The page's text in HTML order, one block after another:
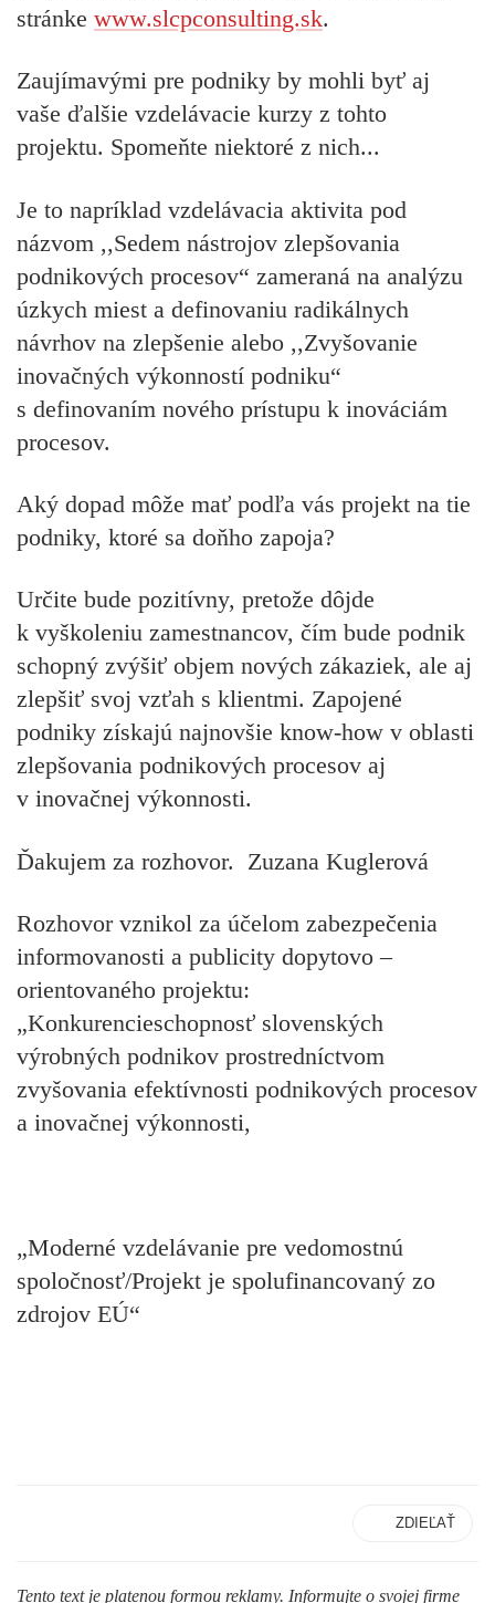
stránke www.slcpconsulting.sk.
Zaujímavými pre podniky by mohli byť aj
vaše ďalšie vzdelávacie kurzy z tohto
projektu. Spomeňte niektoré z nich...
Je to napríklad vzdelávacia aktivita pod
názvom ,,Sedem nástrojov zlepšovania
podnikových procesov“ zameraná na analýzu
úzkych miest a definovaniu radikálnych
návrhov na zlepšenie alebo ,,Zvyšovanie
inovačných výkonností podniku“
s definovaním nového prístupu k inováciám
procesov.
Aký dopad môže mať podľa vás projekt na tie
podniky, ktoré sa doňho zapoja?
Určite bude pozitívny, pretože dôjde
k vyškoleniu zamestnancov, čím bude podnik
schopný zvýšiť objem nových zákaziek, ale aj
zlepšiť svoj vzťah s klientmi. Zapojené
podniky získajú najnovšie know-how v oblasti
zlepšovania podnikových procesov aj
v inovačnej výkonnosti.
Ďakujem za rozhovor. Zuzana Kuglerová
Rozhovor vznikol za účelom zabezpečenia
informovanosti a publicity dopytovo –
orientovaného projektu:
„Konkurencieschopnosť slovenských
výrobných podnikov prostredníctvom
zvyšovania efektívnosti podnikových procesov
a inovačnej výkonnosti,
„Moderné vzdelávanie pre vedomostnú
spoločnosť/Projekt je spolufinancovaný zo
zdrojov EÚ“
ZDIEĽAŤ
Tento text je platenou formou reklamy. Informujte o svojej firme